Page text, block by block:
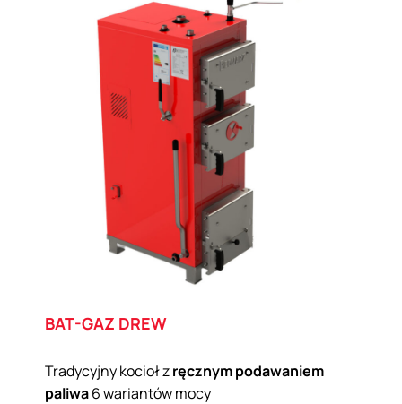
BAT-GAZ DREW
Tradycyjny kocioł zręcznym podawaniem
paliwa6 wariantów mocy